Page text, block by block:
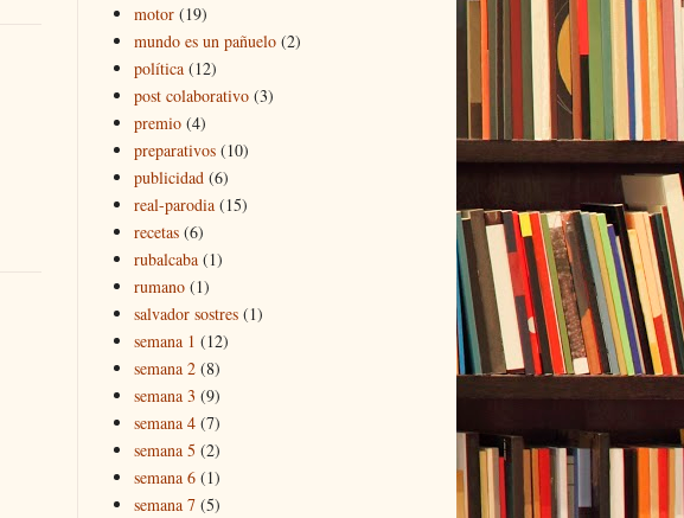
motor (19)
mundo es un pañuelo (2)
política (12)
post colaborativo (3)
premio (4)
preparativos (10)
publicidad (6)
real-parodia (15)
recetas (6)
rubalcaba (1)
rumano (1)
salvador sostres (1)
semana 1 (12)
semana 2 (8)
semana 3 (9)
semana 4 (7)
semana 5 (2)
semana 6 (1)
semana 7 (5)